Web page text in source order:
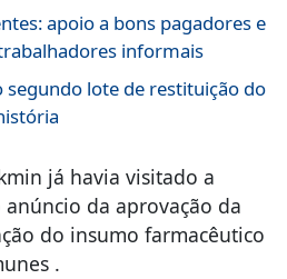
apoio a bons pagadores e
informais
segundo lote de restituição do
já havia visitado a
da aprovação da
do insumo farmacêutico
.